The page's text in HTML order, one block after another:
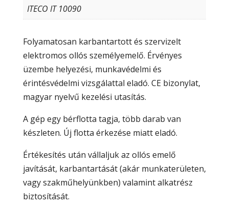
ITECO IT 10090
Folyamatosan karbantartott és szervizelt
elektromos ollós személyemelő. Érvényes
üzembe helyezési, munkavédelmi és
érintésvédelmi vizsgálattal eladó. CE bizonylat,
magyar nyelvű kezelési utasítás.
A gép egy bérflotta tagja, több darab van
készleten. Új flotta érkezése miatt eladó.
Értékesítés után vállaljuk az ollós emelő
javítását, karbantartását (akár munkaterületen,
vagy szakműhelyünkben) valamint alkatrész
biztosítását.